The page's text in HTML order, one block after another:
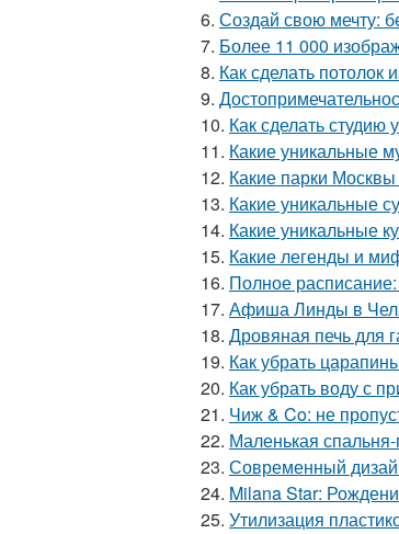
6. Создай свою мечту:
7. Более 11 000
8. Как сделать потолок
9.
10. Как сделать студию
11. Какие уникальные
12. Какие парки
13. Какие уникальные
14. Какие уникальные
15. Какие легенды и
16. Полное
17. Афиша Линды в
18. Дровяная печь для
19. Как убрать
20. Как убрать воду с
21. Чиж & Co: не
22. Маленькая
23. Современный
24. Milana Star:
25. Утилизация